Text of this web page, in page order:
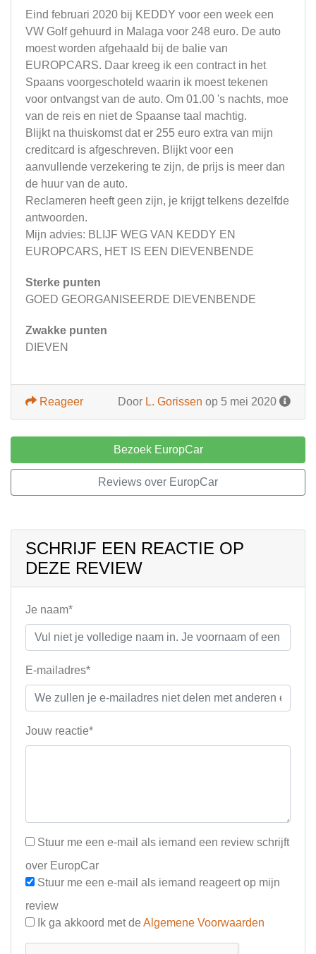
Eind februari 2020 bij KEDDY voor een week een
VW Golf gehuurd in Malaga voor 248 euro. De auto
moest worden afgehaald bij de balie van
EUROPCARS. Daar kreeg ik een contract in het
Spaans voorgeschoteld waarin ik moest tekenen
voor ontvangst van de auto. Om 01.00 's nachts, moe
van de reis en niet de Spaanse taal machtig.
Blijkt na thuiskomst dat er 255 euro extra van mijn
creditcard is afgeschreven. Blijkt voor een
aanvullende verzekering te zijn, de prijs is meer dan
de huur van de auto.
Reclameren heeft geen zijn, je krijgt telkens dezelfde
antwoorden.
Mijn advies: BLIJF WEG VAN KEDDY EN
EUROPCARS, HET IS EEN DIEVENBENDE
Sterke punten
GOED GEORGANISEERDE DIEVENBENDE
Zwakke punten
DIEVEN
Door L. Gorissen op 5 mei 2020
Reageer
Bezoek EuropCar
Reviews over EuropCar
SCHRIJF EEN REACTIE OP
DEZE REVIEW
Je naam*
E-mailadres*
Jouw reactie*
Stuur me een e-mail als iemand een review schrijft
over EuropCar
Stuur me een e-mail als iemand reageert op mijn
review
Ik ga akkoord met de Algemene Voorwaarden